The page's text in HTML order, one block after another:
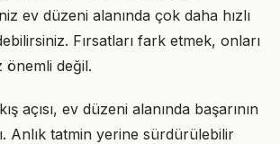
ev düzeni alanında çok daha hızlı
Fırsatları fark etmek, onları
önemli değil.
açısı, ev düzeni alanında başarının
Anlık tatmin yerine sürdürülebilir